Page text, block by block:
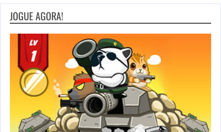
JOGUE AGORA!